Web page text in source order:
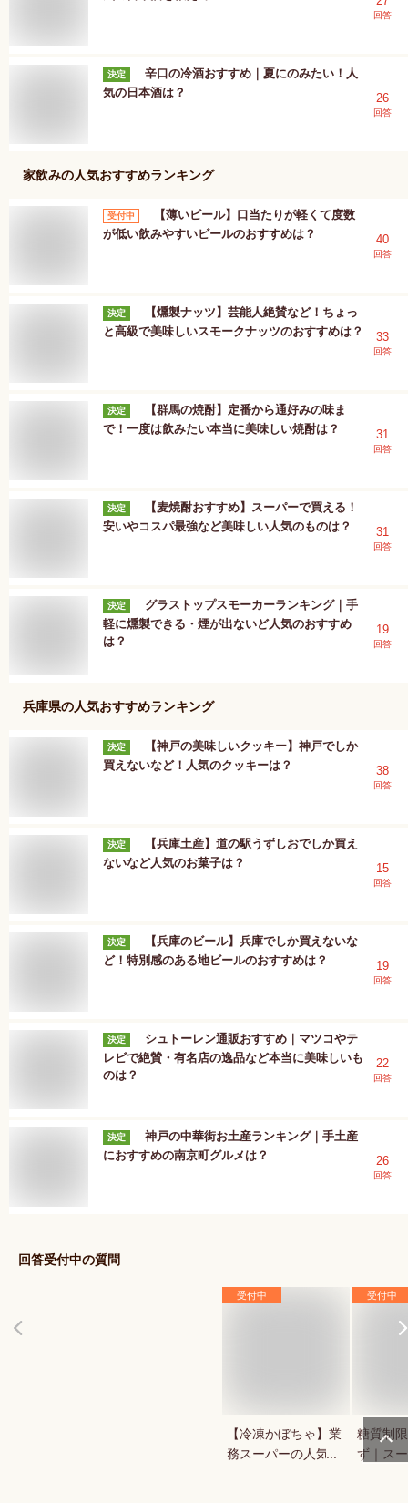
回答
決定
辛口の冷酒おすすめ｜夏にのみたい！人
気の日本酒は？
26
回答
家飲みの人気おすすめランキング
受付中
【薄いビール】口当たりが軽くて度数
が低い飲みやすいビールのおすすめは？
40
回答
決定
【燻製ナッツ】芸能人絶賛など！ちょっ
と高級で美味しいスモークナッツのおすすめは？
33
回答
決定
【群馬の焼酎】定番から通好みの味ま
で！一度は飲みたい本当に美味しい焼酎は？
31
回答
決定
【麦焼酎おすすめ】スーパーで買える！
安いやコスパ最強など美味しい人気のものは？
31
回答
決定
グラストップスモーカーランキング｜手
軽に燻製できる・煙が出ないど人気のおすすめ
は？
19
回答
兵庫県の人気おすすめランキング
決定
【神戸の美味しいクッキー】神戸でしか
買えないなど！人気のクッキーは？
38
回答
決定
【兵庫土産】道の駅うずしおでしか買え
ないなど人気のお菓子は？
15
回答
決定
【兵庫のビール】兵庫でしか買えないな
ど！特別感のある地ビールのおすすめは？
19
回答
決定
シュトーレン通販おすすめ｜マツコやテ
レビで絶賛・有名店の逸品など本当に美味しいも
のは？
22
回答
決定
神戸の中華街お土産ランキング｜手土産
におすすめの南京町グルメは？
26
回答
回答受付中の質問
受付中
【冷凍かぼちゃ】業
務スーパーの人気商
受付中
糖質制
ず｜ス